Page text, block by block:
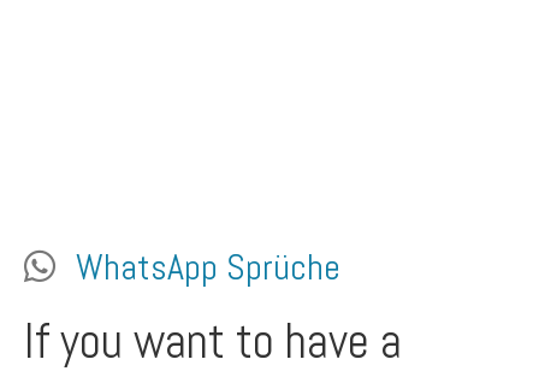
WhatsApp Sprüche
If you want to have a